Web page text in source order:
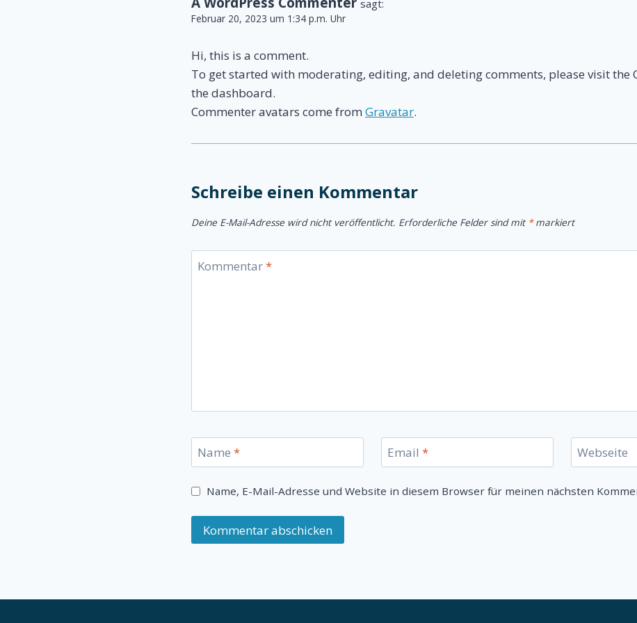
sagt:
Februar 20, 2023 um 1:34 p.m. Uhr
Hi, this is a comment.
To get started with moderating, editing, and deleting comments, please visit the
the dashboard.
Commenter avatars come from Gravatar.
Schreibe einen Kommentar
Deine E-Mail-Adresse wird nicht veröffentlicht. Erforderliche Felder sind mit *markiert
Kommentar*
Name * Email * Webseite
Name, E-Mail-Adresse und Website in diesem Browser für meinen nächsten